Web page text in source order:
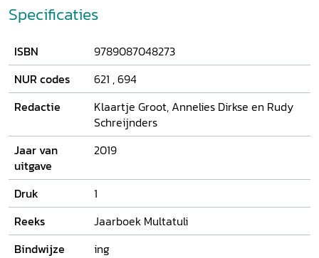
Specificaties
ISBN
9789087048273
NUR codes
621 ,694
Redactie
Klaartje Groot, Annelies Dirkse en Rudy
Schreijnders
Jaar van
uitgave
2019
Druk
1
Reeks
Jaarboek Multatuli
Bindwijze
ing